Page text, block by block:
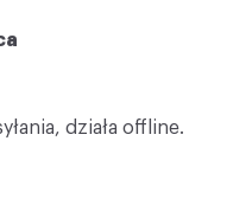
działa offline.